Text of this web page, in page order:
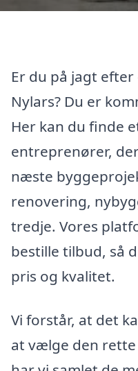
Er du på jagt
Nylars? Du er
Her kan du finde
entreprenører,
næste
renovering,
tredje. Vores
bestille tilbud, så
pris og kvalitet.
Vi forstår, at det
at vælge den